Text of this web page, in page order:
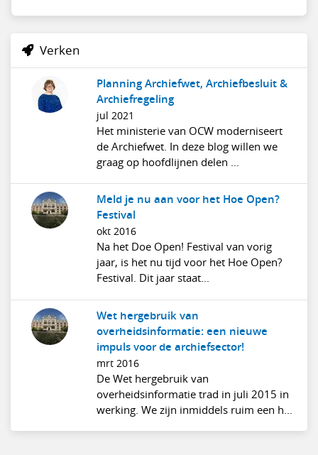
Verken
Planning Archiefwet, Archiefbesluit &
Archiefregeling
jul 2021
Het ministerie van OCW moderniseert
de Archiefwet. In deze blog willen we
graag op hoofdlijnen delen ...
Meld je nu aan voor het Hoe Open?
Festival
okt 2016
Na het Doe Open! Festival van vorig
jaar, is het nu tijd voor het Hoe Open?
Festival. Dit jaar staat...
Wet hergebruik van
overheidsinformatie: een nieuwe
impuls voor de archiefsector!
mrt 2016
De Wet hergebruik van
overheidsinformatie trad in juli 2015 in
werking. We zijn inmiddels ruim een h...